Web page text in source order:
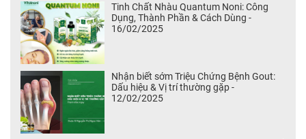
Tinh Chất Nhàu Quantum Noni: Công
Dụng, Thành Phần & Cách Dùng -
16/02/2025
Nhận biết sớm Triệu Chứng Bệnh Gout:
Dấu hiệu & Vị trí thường gặp -
12/02/2025